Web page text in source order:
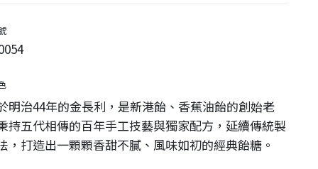
明治44年的金長利，是新港飴、香蕉油飴的創始老
持五代相傳的百年手工技藝與獨家配方，延續傳統製
，打造出一顆顆香甜不膩、風味如初的經典飴糖。